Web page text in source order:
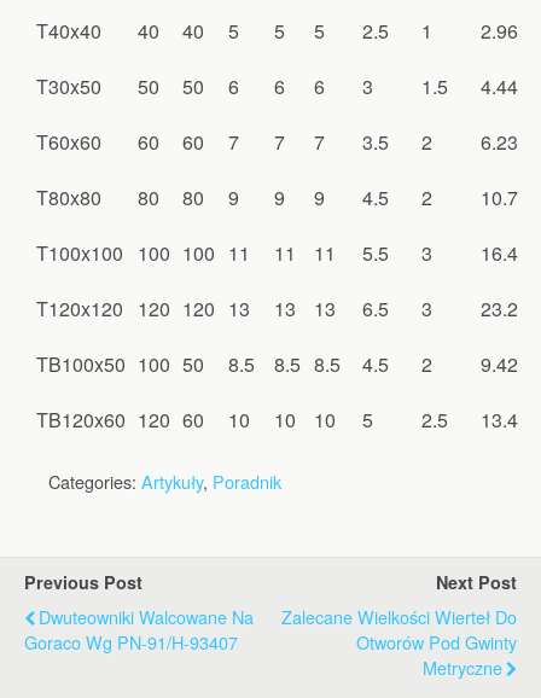
T40x40
40 40 5 5 5 2.5 1
2.96
T30x50
50 50 6 6 6 3 1.5
4.44
T60x60
60 60 7 7 7 3.5 2
6.23
T80x80
80 80 9 9 9 4.5 2
10.7
T100x100
100 100 11 11 11 5.5 3
16.4
T120x120
120 120 13 13 13 6.5 3
23.2
TB100x50 100 50 8.5 8.5 8.5 4.5 2
9.42
TB120x60 120 60 10 10 10 5 2.5 13.4
Categories: Artykuły, Poradnik
Previous Post
Dwuteowniki Walcowane Na
Goraco Wg PN-91/H-93407
Next Post
Zalecane Wielkości Wierteł Do
Otworów Pod Gwinty
Metryczne